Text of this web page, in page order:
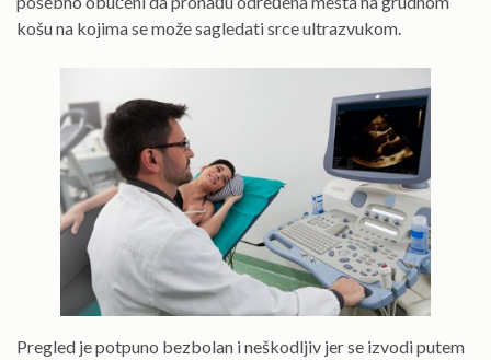
košu na kojima se može sagledati srce ultrazvukom.
Pregled je potpuno bezbolan i neškodljiv jer se izvodi putem